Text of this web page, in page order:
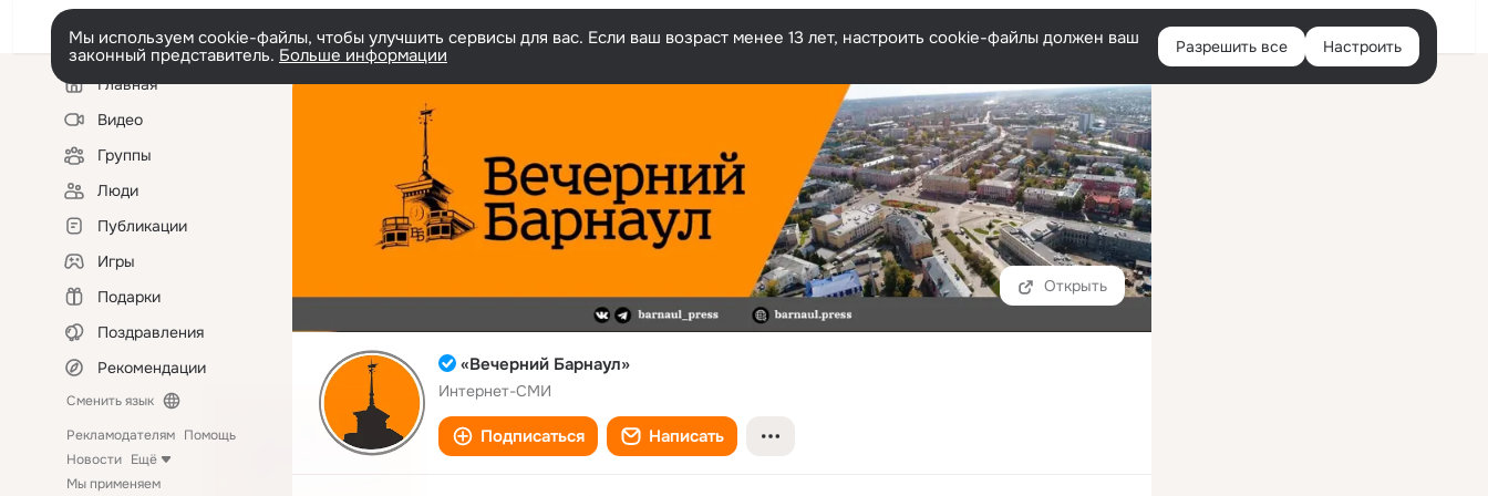
Войти
Мы используем cookie-файлы, чтобы улучшить сервисы для вас. Если ваш возраст менее 13 лет, настроить cookie-файлы должен ваш
законный представитель. Больше информации Разрешить все Настроить
Левая
колонкаГлавная
Видео
Группы
Люди
Публикации
Игры
Подарки
Поздравления
Рекомендации
Сменить язык
Рекламодателям Помощь
Новости Ещё
Мы применяем
Открыть
«Вечерний Барнаул»
Интернет-СМИ
Подписаться Написать